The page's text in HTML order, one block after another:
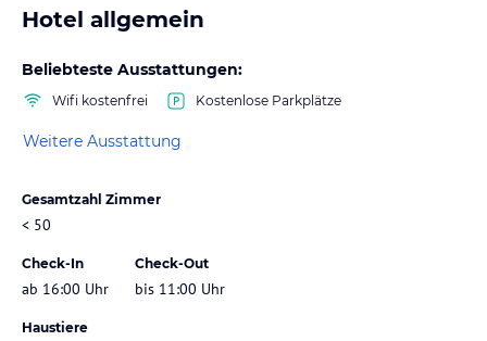
Hotel allgemein
Beliebteste Ausstattungen:
Wifi kostenfrei Kostenlose Parkplätze
Weitere Ausstattung
Gesamtzahl Zimmer
< 50
Check-In
ab 16:00 Uhr
Check-Out
bis 11:00 Uhr
Haustiere